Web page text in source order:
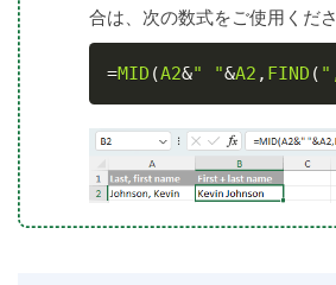
合は、次の数式をご使用くだ
=MID (A2&" "&A2 , FIND (